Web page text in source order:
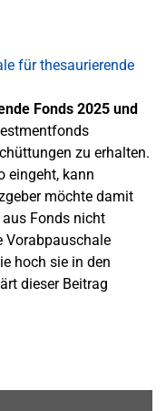
Fonds 2025 und
zu erhalten.
eingeht, kann
möchte damit
Fonds nicht
Vorabpauschale
hoch sie in den
dieser Beitrag